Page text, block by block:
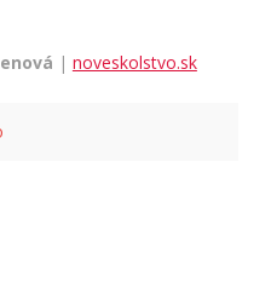
| noveskolstvo.sk